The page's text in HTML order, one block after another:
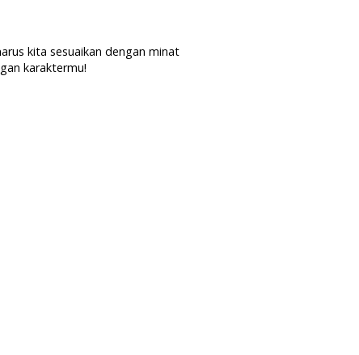
kita sesuaikan dengan minat
karaktermu!